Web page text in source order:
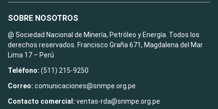
SOBRE NOSOTROS
@ Sociedad Nacional de Minería, Petróleo y Energía. Todos los
derechos reservados. Francisco Graña 671, Magdalena del Mar
Lima 17 – Perú
Teléfono: (511) 215-9250
Correo: comunicaciones@snmpe.org.pe
Contacto comercial: ventas-rda@snmpe.org.pe